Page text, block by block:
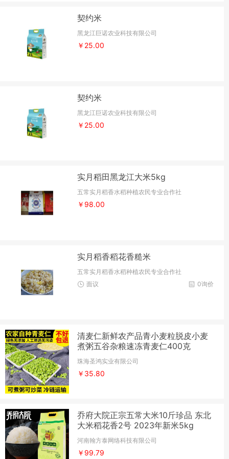
契约米
黑龙江巨诺农业科技有限公司
￥25.00
契约米
黑龙江巨诺农业科技有限公司
￥25.00
实月稻田黑龙江大米5kg
五常实月稻香水稻种植农民专业合作社
￥98.00
实月稻香稻花香糙米
五常实月稻香水稻种植农民专业合作社
0询价
面议
清麦仁新鲜农产品青小麦粒脱皮小麦
煮粥五谷杂粮速冻青麦仁400克
珠海圣鸿实业有限公司
￥35.80
乔府大院正宗五常大米10斤珍品 东北
大米稻花香2号 2023年新米5kg
河南翰方泰网络科技有限公司
￥99.79